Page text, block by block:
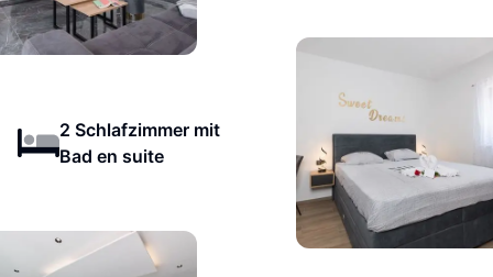
2 Schlafzimmer mit
Bad en suite